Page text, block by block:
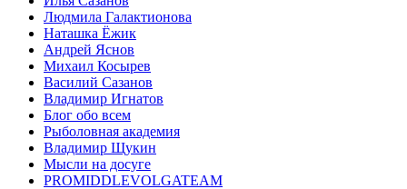
Людмила Галактионова
Наташка Ёжик
Андрей Яснов
Михаил Косырев
Василий Сазанов
Владимир Игнатов
Блог обо всем
Рыболовная академия
Владимир Щукин
Мысли на досуге
PROMIDDLEVOLGATEAM